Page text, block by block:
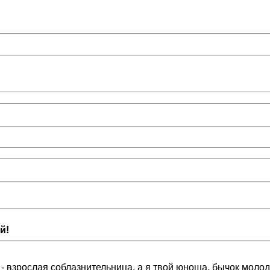
соблазнительница, а я твой юноша, бычок